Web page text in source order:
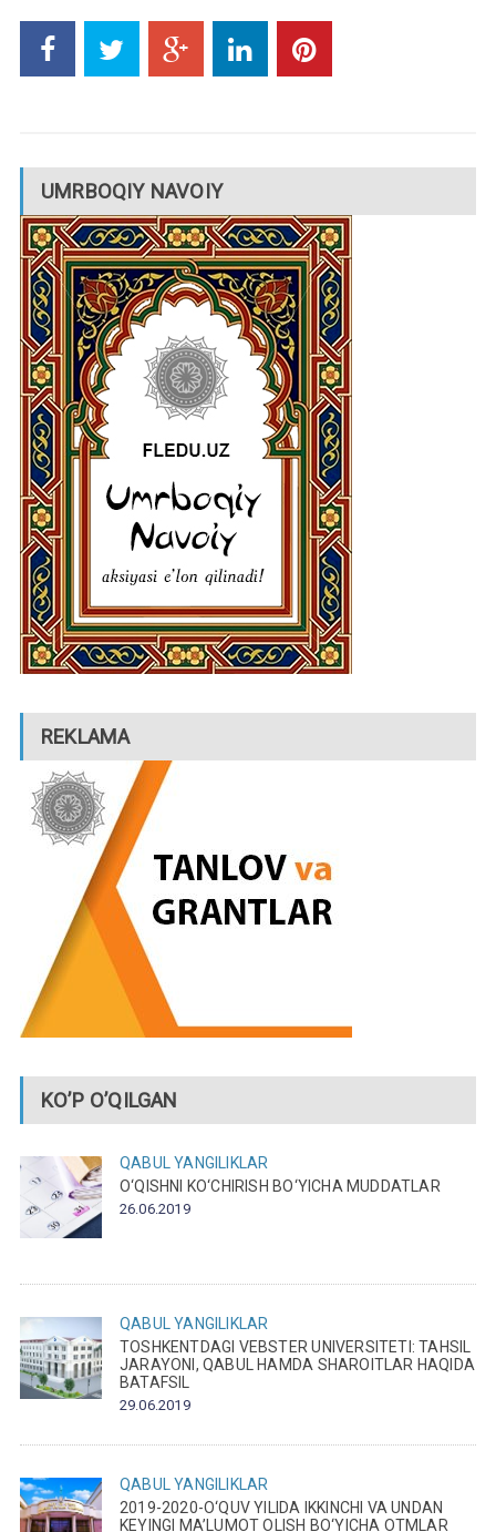
UMRBOQIY NAVOIY
REKLAMA
KO’P O’QILGAN
QABUL YANGILIKLAR
O‘QISHNI KO‘CHIRISH BO‘YICHA MUDDATLAR
26.06.2019
QABUL YANGILIKLAR
TOSHKENTDAGI VEBSTER UNIVERSITETI: TAHSIL
JARAYONI, QABUL HAMDA SHAROITLAR HAQIDA
BATAFSIL
29.06.2019
QABUL YANGILIKLAR
2019-2020-O‘QUV YILIDA IKKINCHI VA UNDAN
KEYINGI MA’LUMOT OLISH BO‘YICHA OTMLAR